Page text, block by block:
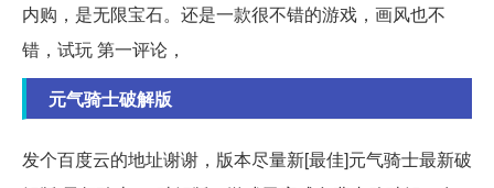
内购，是无限宝石。还是一款很不错的游戏，画风也不
错，试玩 第一评论，
元气骑士破解版
发个百度云的地址谢谢，版本尽量新[最佳]元气骑士最新破